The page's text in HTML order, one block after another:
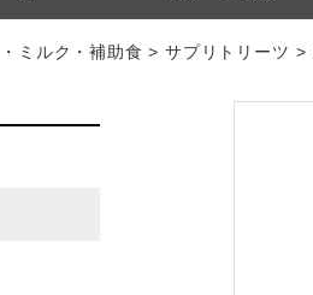
ミルク・補助食 サプリトリーツ